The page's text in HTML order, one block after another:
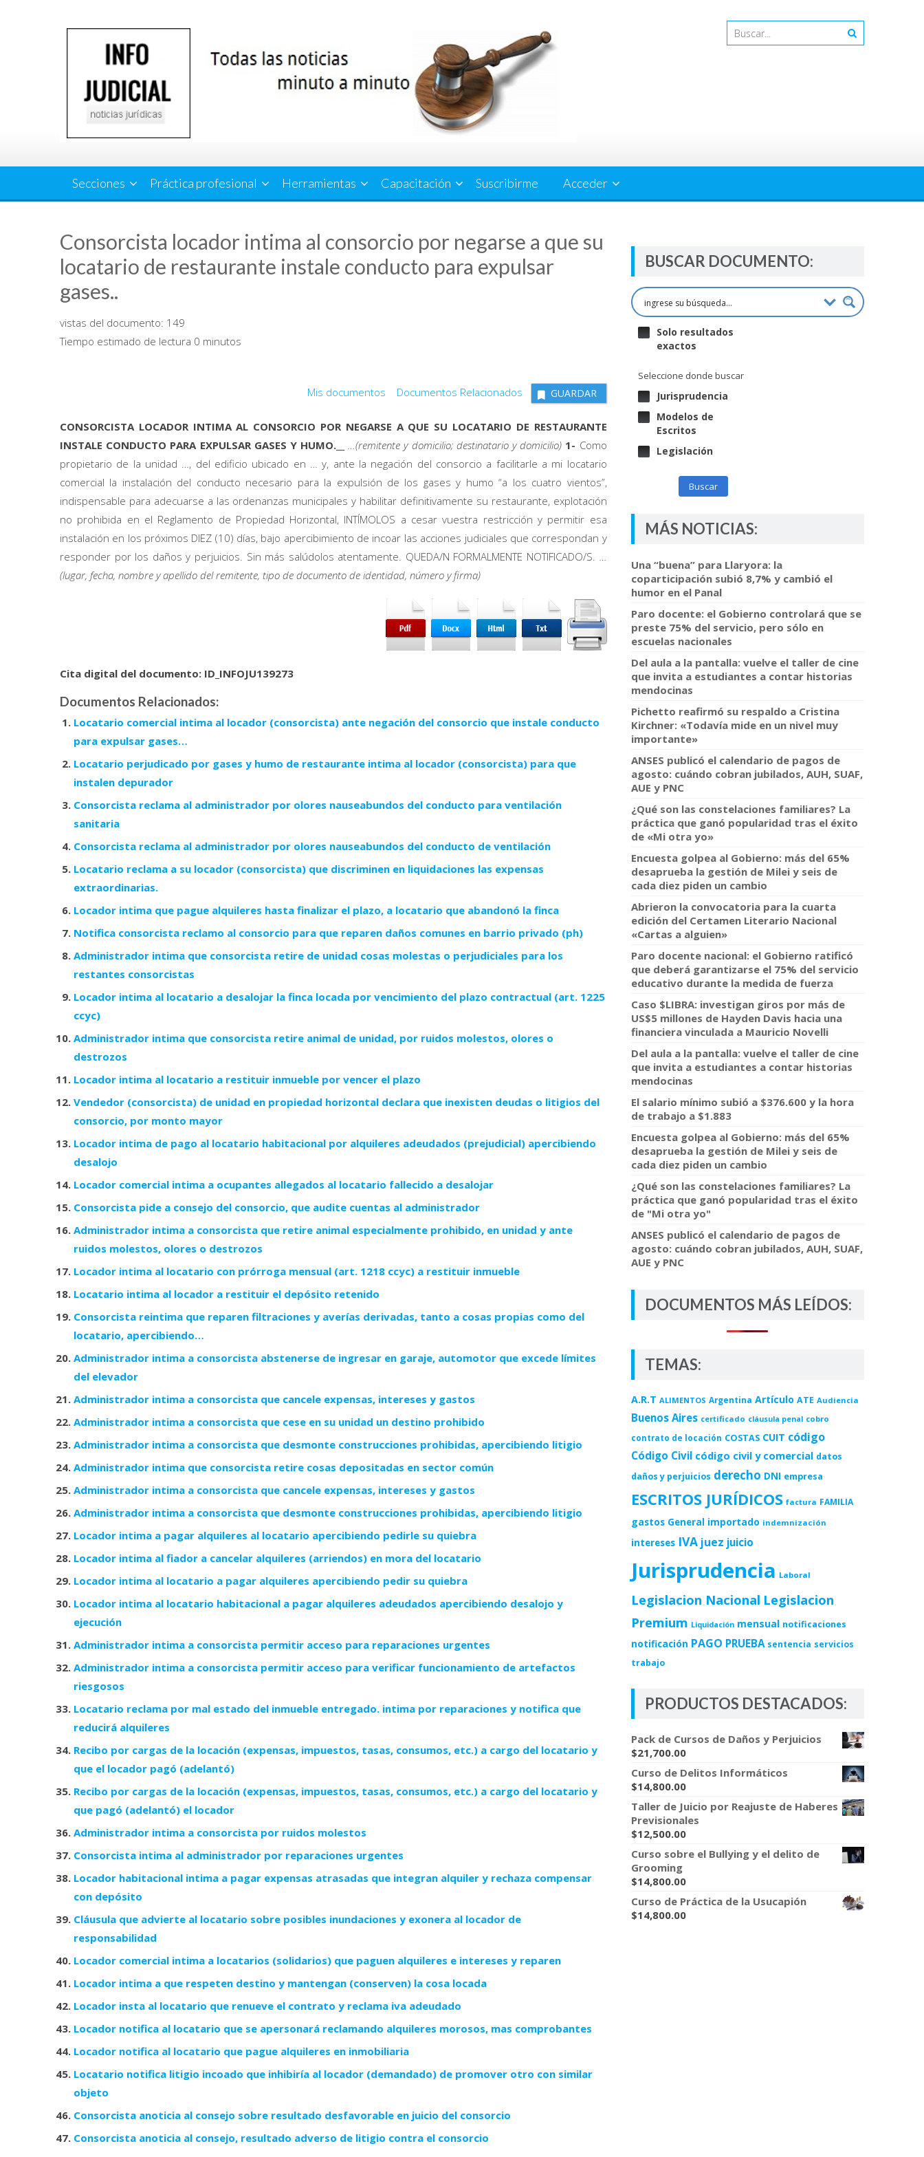
Secciones Práctica profesional Herramientas Capacitación Suscribirme Acceder
Consorcista locador intima al consorcio por negarse a que su
locatario de restaurante instale conducto para expulsar
gases..
vistas del documento: 149
Tiempo estimado de lectura 0 minutos
Mis documentos Documentos Relacionados GUARDAR
CONSORCISTA LOCADOR INTIMA AL CONSORCIO POR NEGARSE A QUE SU LOCATARIO DE RESTAURANTE
INSTALE CONDUCTO PARA EXPULSAR GASES Y HUMO.__…(remitente y domicilio; destinatario y domicilio) 1- Como
propietario de la unidad …, del edificio ubicado en … y, ante la negación del consorcio a facilitarle a mi locatario
comercial la instalación del conducto necesario para la expulsión de los gases y humo “a los cuatro vientos”,
indispensable para adecuarse a las ordenanzas municipales y habilitar definitivamente su restaurante, explotación
no prohibida en el Reglamento de Propiedad Horizontal, INTÍMOLOS a cesar vuestra restricción y permitir esa
instalación en los próximos DIEZ (10) días, bajo apercibimiento de incoar las acciones judiciales que correspondan y
responder por los daños y perjuicios. Sin más salúdolos atentamente. QUEDA/N FORMALMENTE NOTIFICADO/S. …
(lugar, fecha, nombre y apellido del remitente, tipo de documento de identidad, número y firma)
Cita digital del documento: ID_INFOJU139273
Documentos Relacionados:
Locatario comercial intima al locador (consorcista) ante negación del consorcio que instale conducto
para expulsar gases…
Locatario perjudicado por gases y humo de restaurante intima al locador (consorcista) para que
instalen depurador
Consorcista reclama al administrador por olores nauseabundos del conducto para ventilación
sanitaria
Consorcista reclama al administrador por olores nauseabundos del conducto de ventilación
Locatario reclama a su locador (consorcista) que discriminen en liquidaciones las expensas
extraordinarias.
Locador intima que pague alquileres hasta finalizar el plazo, a locatario que abandonó la finca
Notifica consorcista reclamo al consorcio para que reparen daños comunes en barrio privado (ph)
Administrador intima que consorcista retire de unidad cosas molestas o perjudiciales para los
restantes consorcistas
Locador intima al locatario a desalojar la finca locada por vencimiento del plazo contractual (art. 1225
ccyc)
Administrador intima que consorcista retire animal de unidad, por ruidos molestos, olores o
destrozos
Locador intima al locatario a restituir inmueble por vencer el plazo
Vendedor (consorcista) de unidad en propiedad horizontal declara que inexisten deudas o litigios del
consorcio, por monto mayor
Locador intima de pago al locatario habitacional por alquileres adeudados (prejudicial) apercibiendo
desalojo
Locador comercial intima a ocupantes allegados al locatario fallecido a desalojar
Consorcista pide a consejo del consorcio, que audite cuentas al administrador
Administrador intima a consorcista que retire animal especialmente prohibido, en unidad y ante
ruidos molestos, olores o destrozos
Locador intima al locatario con prórroga mensual (art. 1218 ccyc) a restituir inmueble
Locatario intima al locador a restituir el depósito retenido
Consorcista reintima que reparen filtraciones y averías derivadas, tanto a cosas propias como del
locatario, apercibiendo…
Administrador intima a consorcista abstenerse de ingresar en garaje, automotor que excede límites
del elevador
Administrador intima a consorcista que cancele expensas, intereses y gastos
Administrador intima a consorcista que cese en su unidad un destino prohibido
Administrador intima a consorcista que desmonte construcciones prohibidas, apercibiendo litigio
Administrador intima que consorcista retire cosas depositadas en sector común
Administrador intima a consorcista que cancele expensas, intereses y gastos
Administrador intima a consorcista que desmonte construcciones prohibidas, apercibiendo litigio
Locador intima a pagar alquileres al locatario apercibiendo pedirle su quiebra
Locador intima al fiador a cancelar alquileres (arriendos) en mora del locatario
Locador intima al locatario a pagar alquileres apercibiendo pedir su quiebra
Locador intima al locatario habitacional a pagar alquileres adeudados apercibiendo desalojo y
ejecución
Administrador intima a consorcista permitir acceso para reparaciones urgentes
Administrador intima a consorcista permitir acceso para verificar funcionamiento de artefactos
riesgosos
Locatario reclama por mal estado del inmueble entregado. intima por reparaciones y notifica que
reducirá alquileres
Recibo por cargas de la locación (expensas, impuestos, tasas, consumos, etc.) a cargo del locatario y
que el locador pagó (adelantó)
Recibo por cargas de la locación (expensas, impuestos, tasas, consumos, etc.) a cargo del locatario y
que pagó (adelantó) el locador
Administrador intima a consorcista por ruidos molestos
Consorcista intima al administrador por reparaciones urgentes
Locador habitacional intima a pagar expensas atrasadas que integran alquiler y rechaza compensar
con depósito
Cláusula que advierte al locatario sobre posibles inundaciones y exonera al locador de
responsabilidad
Locador comercial intima a locatarios (solidarios) que paguen alquileres e intereses y reparen
Locador intima a que respeten destino y mantengan (conserven) la cosa locada
Locador insta al locatario que renueve el contrato y reclama iva adeudado
Locador notifica al locatario que se apersonará reclamando alquileres morosos, mas comprobantes
Locador notifica al locatario que pague alquileres en inmobiliaria
Locatario notifica litigio incoado que inhibiría al locador (demandado) de promover otro con similar
objeto
Consorcista anoticia al consejo sobre resultado desfavorable en juicio del consorcio
Consorcista anoticia al consejo, resultado adverso de litigio contra el consorcio
BUSCAR DOCUMENTO:
Solo resultados
exactos
Seleccione donde buscar
Jurisprudencia
Modelos de
Escritos
Legislación
Buscar
MÁS NOTICIAS:
Una “buena” para Llaryora: la
coparticipación subió 8,7% y cambió el
humor en el Panal
Paro docente: el Gobierno controlará que se
preste 75% del servicio, pero sólo en
escuelas nacionales
Del aula a la pantalla: vuelve el taller de cine
que invita a estudiantes a contar historias
mendocinas
Pichetto reafirmó su respaldo a Cristina
Kirchner: «Todavía mide en un nivel muy
importante»
ANSES publicó el calendario de pagos de
agosto: cuándo cobran jubilados, AUH, SUAF,
AUE y PNC
¿Qué son las constelaciones familiares? La
práctica que ganó popularidad tras el éxito
de «Mi otra yo»
Encuesta golpea al Gobierno: más del 65%
desaprueba la gestión de Milei y seis de
cada diez piden un cambio
Abrieron la convocatoria para la cuarta
edición del Certamen Literario Nacional
«Cartas a alguien»
Paro docente nacional: el Gobierno ratificó
que deberá garantizarse el 75% del servicio
educativo durante la medida de fuerza
Caso $LIBRA: investigan giros por más de
US$5 millones de Hayden Davis hacia una
financiera vinculada a Mauricio Novelli
Del aula a la pantalla: vuelve el taller de cine
que invita a estudiantes a contar historias
mendocinas
El salario mínimo subió a $376.600 y la hora
de trabajo a $1.883
Encuesta golpea al Gobierno: más del 65%
desaprueba la gestión de Milei y seis de
cada diez piden un cambio
¿Qué son las constelaciones familiares? La
práctica que ganó popularidad tras el éxito
de "Mi otra yo"
ANSES publicó el calendario de pagos de
agosto: cuándo cobran jubilados, AUH, SUAF,
AUE y PNC
DOCUMENTOS MÁS LEÍDOS:
TEMAS:
A.R.T ALIMENTOS Argentina Artículo ATE Audiencia
Buenos Aires certificado cláusula penal cobro
contrato de locación COSTAS CUIT código
Código Civil código civil y comercial datos
daños y perjuicios derecho DNI empresa
ESCRITOS JURÍDICOS factura FAMILIA
gastos General importado indemnización
intereses IVA juez juicio
Jurisprudencia Laboral
Legislacion Nacional Legislacion
Premium Liquidación mensual notificaciones
notificación PAGO PRUEBA sentencia servicios
trabajo
PRODUCTOS DESTACADOS:
Pack de Cursos de Daños y Perjuicios
$21,700.00
Curso de Delitos Informáticos
$14,800.00
Taller de Juicio por Reajuste de Haberes
Previsionales
$12,500.00
Curso sobre el Bullying y el delito de
Grooming
$14,800.00
Curso de Práctica de la Usucapión
$14,800.00